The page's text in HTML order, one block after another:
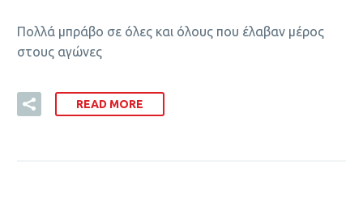
Πολλά μπράβο σε όλες και όλους που έλαβαν μέρος
στους αγώνες
READ MORE